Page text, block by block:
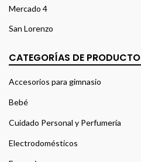
Mercado 4
San Lorenzo
CATEGORÍAS DE PRODUCTO
Accesorios para gimnasio
Bebé
Cuidado Personal y Perfumería
Electrodomésticos